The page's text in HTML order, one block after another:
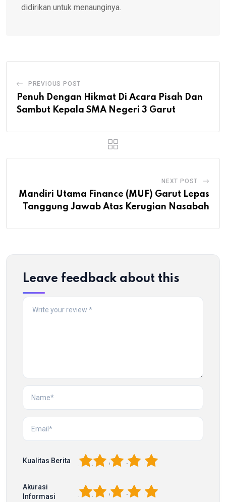
didirikan untuk menaunginya.
PREVIOUS POST
Penuh Dengan Hikmat Di Acara Pisah Dan
Sambut Kepala SMA Negeri 3 Garut
NEXT POST
Mandiri Utama Finance (MUF) Garut Lepas
Tanggung Jawab Atas Kerugian Nasabah
Leave feedback about this
Kualitas Berita 5
4
3
2
Akurasi
Informasi
5
4
3
2